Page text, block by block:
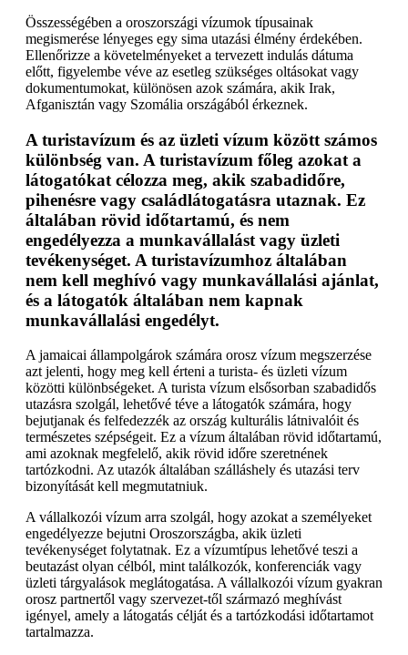
Összességében a oroszországi vízumok típusainak
megismerése lényeges egy sima utazási élmény érdekében.
Ellenőrizze a követelményeket a tervezett indulás dátuma
előtt, figyelembe véve az esetleg szükséges oltásokat vagy
dokumentumokat, különösen azok számára, akik Irak,
Afganisztán vagy Szomália országából érkeznek.
A turistavízum és az üzleti vízum között számos
különbség van. A turistavízum főleg azokat a
látogatókat célozza meg, akik szabadidőre,
pihenésre vagy családlátogatásra utaznak. Ez
általában rövid időtartamú, és nem
engedélyezza a munkavállalást vagy üzleti
tevékenységet. A turistavízumhoz általában
nem kell meghívó vagy munkavállalási ajánlat,
és a látogatók általában nem kapnak
munkavállalási engedélyt.
A jamaicai állampolgárok számára orosz vízum megszerzése
azt jelenti, hogy meg kell érteni a turista- és üzleti vízum
közötti különbségeket. A turista vízum elsősorban szabadidős
utazásra szolgál, lehetővé téve a látogatók számára, hogy
bejutjanak és felfedezzék az ország kulturális látnivalóit és
természetes szépségeit. Ez a vízum általában rövid időtartamú,
ami azoknak megfelelő, akik rövid időre szeretnének
tartózkodni. Az utazók általában szálláshely és utazási terv
bizonyítását kell megmutatniuk.
A vállalkozói vízum arra szolgál, hogy azokat a személyeket
engedélyezze bejutni Oroszországba, akik üzleti
tevékenységet folytatnak. Ez a vízumtípus lehetővé teszi a
beutazást olyan célból, mint találkozók, konferenciák vagy
üzleti tárgyalások meglátogatása. A vállalkozói vízum gyakran
orosz partnertől vagy szervezet-től származó meghívást
igényel, amely a látogatás célját és a tartózkodási időtartamot
tartalmazza.